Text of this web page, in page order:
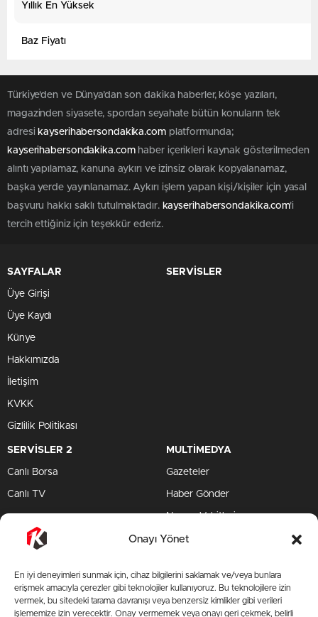
Onayı Yönet
En iyi deneyimleri sunmak için, cihaz bilgilerini saklamak ve/veya bunlara
erişmek amacıyla çerezler gibi teknolojiler kullanıyoruz. Bu teknolojilere izin
vermek, bu sitedeki tarama davranışı veya benzersiz kimlikler gibi verileri
işlememize izin verecektir. Onay vermemek veya onayı geri çekmek, belirli
Yıllık En Yüksek
Baz Fiyatı
Türkiye'den ve Dünya’dan son dakika haberler, köşe yazıları,
magazinden siyasete, spordan seyahate bütün konuların tek
adresi kayserihabersondakika.complatformunda;
kayserihabersondakika.comhaber içerikleri kaynak gösterilmeden
alıntı yapılamaz, kanuna aykırı ve izinsiz olarak kopyalanamaz,
başka yerde yayınlanamaz. Aykırı işlem yapan kişi/kişiler için yasal
başvuru hakkı saklı tutulmaktadır. kayserihabersondakika.com'i
tercih ettiğiniz için teşekkür ederiz.
SAYFALAR
Üye Girişi
Üye Kaydı
Künye
Hakkımızda
İletişim
KVKK
Gizlilik Politikası
SERVİSLER
SERVİSLER 2
Canlı Borsa
Canlı TV
MULTİMEDYA
Gazeteler
Haber Gönder
Namaz Vakitleri
TV Yayın Akışları
TV Yayın Akışları
Yazarlar Site